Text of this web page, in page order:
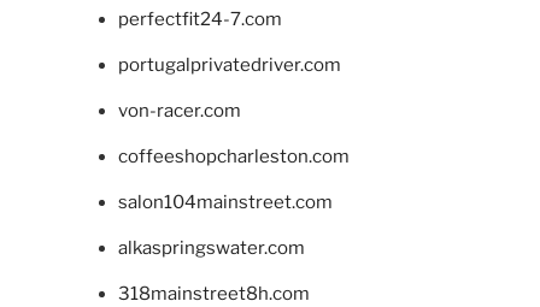
perfectfit24-7.com
portugalprivatedriver.com
von-racer.com
coffeeshopcharleston.com
salon104mainstreet.com
alkaspringswater.com
318mainstreet8h.com